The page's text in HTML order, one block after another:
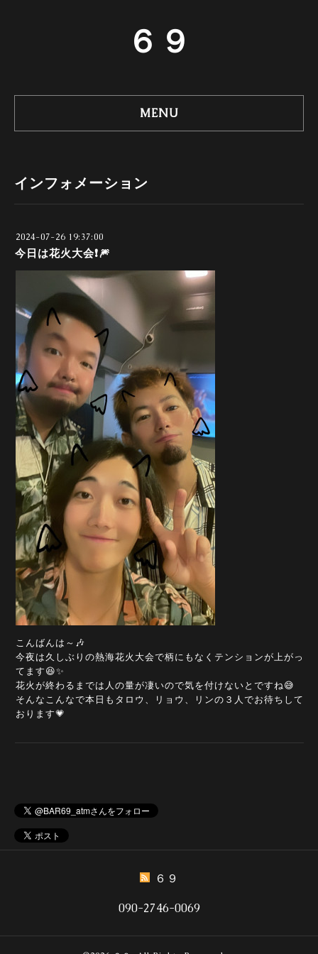
６９
MENU
インフォメーション
2024-07-26 19:37:00
今日は花火大会❗🎆
こんばんは～🎶
今夜は久しぶりの熱海花火大会で柄にもなくテンションが上がっ
てます😆✨
花火が終わるまでは人の量が凄いので気を付けないとですね😅
そんなこんなで本日もタロウ、リョウ、リンの３人でお待ちして
おります💗
６９
090-2746-0069